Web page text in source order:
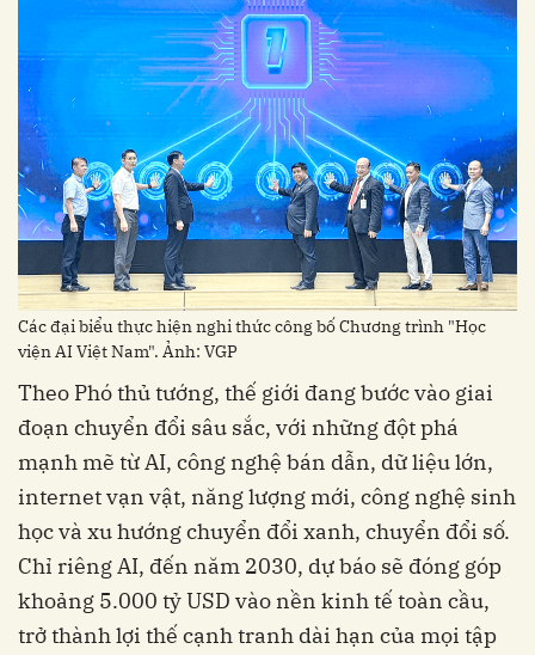
Các đại biểu thực hiện nghi thức công bố Chương trình "Học
viện AI Việt Nam". Ảnh: VGP
Theo Phó thủ tướng, thế giới đang bước vào giai
đoạn chuyển đổi sâu sắc, với những đột phá
mạnh mẽ từ AI, công nghệ bán dẫn, dữ liệu lớn,
internet vạn vật, năng lượng mới, công nghệ sinh
học và xu hướng chuyển đổi xanh, chuyển đổi số.
Chỉ riêng AI, đến năm 2030, dự báo sẽ đóng góp
khoảng 5.000 tỷ USD vào nền kinh tế toàn cầu,
trở thành lợi thế cạnh tranh dài hạn của mọi tập